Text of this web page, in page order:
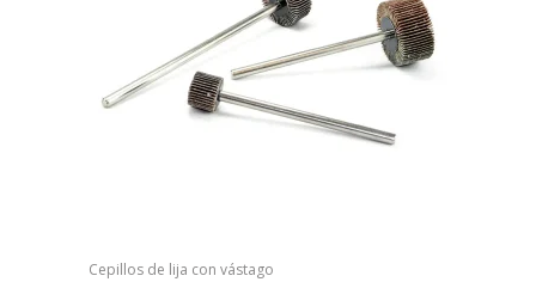
Cepillos de lija con vástago